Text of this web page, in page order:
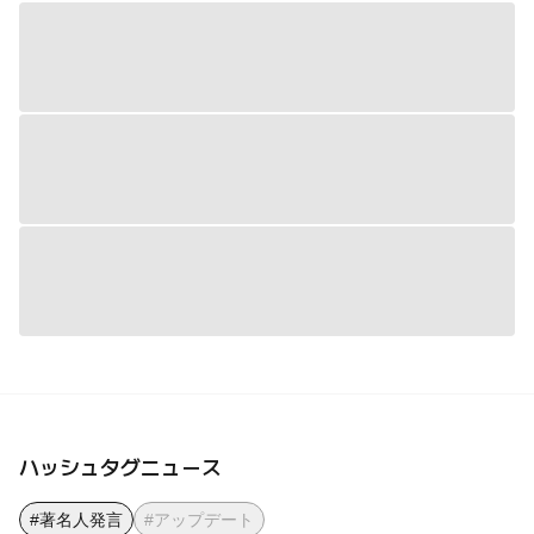
ハッシュタグニュース
#著名人発言 #アップデート